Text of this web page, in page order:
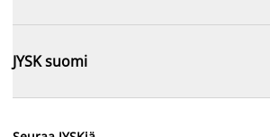
JYSK suomi